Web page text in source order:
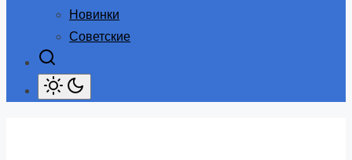
Новинки
Советские